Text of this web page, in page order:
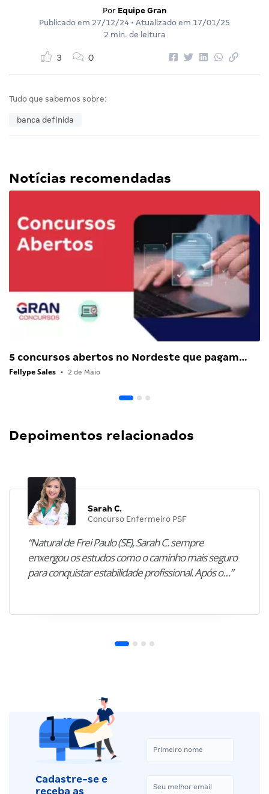
Por Equipe Gran
Publicado em 27/12/24 • Atualizado em 17/01/25
2 min. de leitura
3 0
Tudo que sabemos sobre:
banca definida
Notícias recomendadas
5 concursos abertos no Nordeste que pagam…
Fellype Sales • 2 de Maio
Depoimentos relacionados
Sarah C.
Concurso Enfermeiro PSF
“Natural de Frei Paulo (SE), Sarah C. sempre
enxergou os estudos como o caminho mais seguro
para conquistar estabilidade profissional. Após o…”
Cadastre-se e
receba as